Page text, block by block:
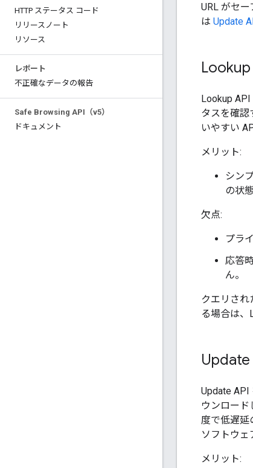
HTTP ステータス コード
リリースノート
リソース
レポート
不正確なデータの報告
Safe Browsing API（v5）
ドキュメント
URL がセ
は Update
Lookup
Lookup
タスを確認
いやすい
メリット:
シン
の状
欠点:
プラ
応答
ん。
クエリされ
る場合は、
Update
Update
ウンロード
度で低遅延
ソフトウェ
メリット: